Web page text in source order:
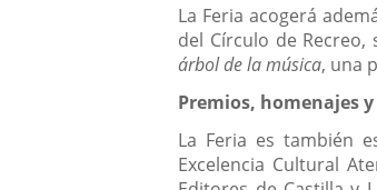
La Feria acogerá
del Círculo de Recreo,
árbol de la música, una
Premios, homenajes
La Feria es también
Excelencia Cultural